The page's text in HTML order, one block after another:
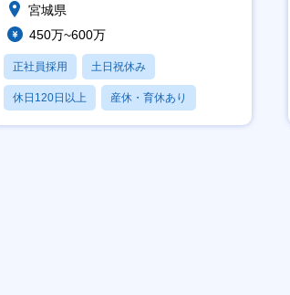
宮城県
450万~600万
正社員採用 土日祝休み
休日120日以上 産休・育休あり
賞与あり